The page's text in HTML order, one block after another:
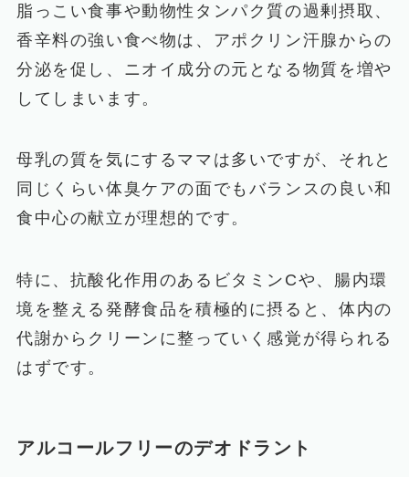
脂っこい食事や動物性タンパク質の過剰摂取、
香辛料の強い食べ物は、アポクリン汗腺からの
分泌を促し、ニオイ成分の元となる物質を増や
してしまいます。
母乳の質を気にするママは多いですが、それと
同じくらい体臭ケアの面でもバランスの良い和
食中心の献立が理想的です。
特に、抗酸化作用のあるビタミンCや、腸内環
境を整える発酵食品を積極的に摂ると、体内の
代謝からクリーンに整っていく感覚が得られる
はずです。
アルコールフリーのデオドラント